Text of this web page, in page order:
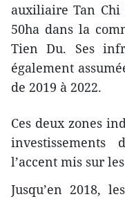
auxiliaire Tan
50ha dans la
Tien Du. Ses
également
de 2019 à 2022.
Ces deux zones
investissements
l’accent mis sur
Jusqu’en 2018,